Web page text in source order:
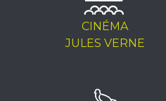
CINÉMA
JULES VERNE